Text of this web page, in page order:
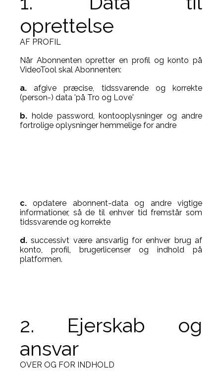
oprettelse
AF PROFIL
Når Abonnenten opretter en profil og konto på
VideoTool skal Abonnenten:
a. afgive præcise, tidssvarende og korrekte
(person-) data 'på Tro og Love'
b. holde password, kontooplysninger og andre
fortrolige oplysninger hemmelige for andre
c. opdatere abonnent-data og andre vigtige
informationer, så de til enhver tid fremstår som
tidssvarende og korrekte
d. successivt være ansvarlig for enhver brug af
konto, profil, brugerlicenser og indhold på
platformen.
2. Ejerskab og
ansvar
OVER OG FOR INDHOLD